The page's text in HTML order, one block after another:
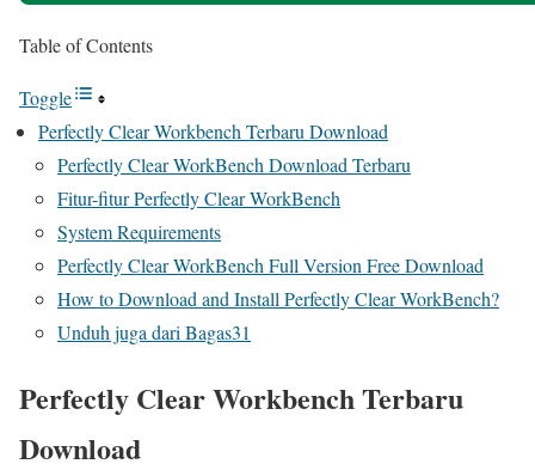
Table of Contents
Toggle
Perfectly Clear Workbench Terbaru Download
Perfectly Clear WorkBench Download Terbaru
Fitur-fitur Perfectly Clear WorkBench
System Requirements
Perfectly Clear WorkBench Full Version Free Download
How to Download and Install Perfectly Clear WorkBench?
Unduh juga dari Bagas31
Perfectly Clear Workbench Terbaru
Download